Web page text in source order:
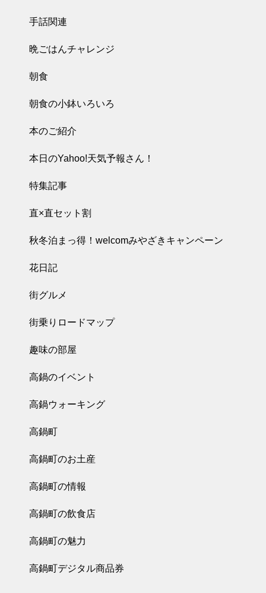
手話関連
晩ごはんチャレンジ
朝食
朝食の小鉢いろいろ
本のご紹介
本日のYahoo!天気予報さん！
特集記事
直×直セット割
秋冬泊まっ得！welcomみやざきキャンペーン
花日記
街グルメ
街乗りロードマップ
趣味の部屋
高鍋のイベント
高鍋ウォーキング
高鍋町
高鍋町のお土産
高鍋町の情報
高鍋町の飲食店
高鍋町の魅力
高鍋町デジタル商品券